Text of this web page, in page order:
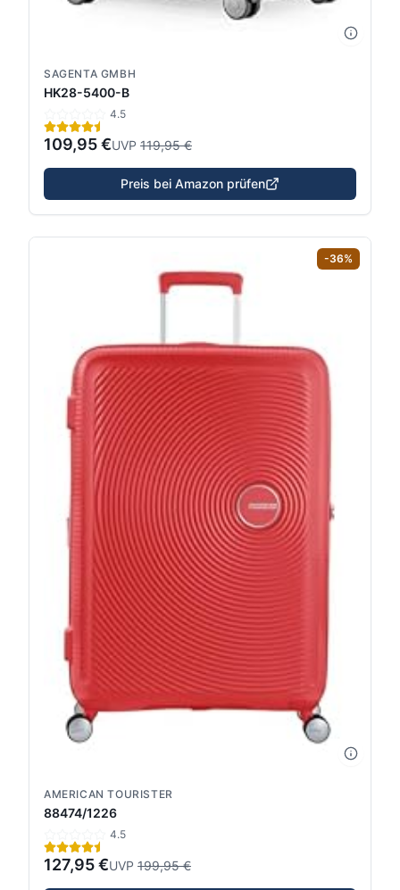
SAGENTA GMBH
HK28-5400-B
4.5
109,95 €UVP 119,95 €
Preis bei Amazon prüfen
-36%
AMERICAN TOURISTER
88474/1226
4.5
127,95 €UVP 199,95 €